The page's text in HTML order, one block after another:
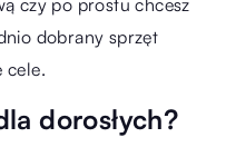
czy po prostu chcesz
dobrany sprzęt
cele.
dorosłych?